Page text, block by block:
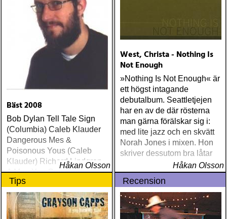
Bäst 2008
Bob Dylan Tell Tale Sign
(Columbia) Caleb Klauder
Dangerous Mes &
Poisonous Yous (Caleb
Klauder) Richard Lindgren
A Man You Can Hate
(Rootsy
Håkan Olsson
West, Christa - Nothing Is
Not Enough
»Nothing Is Not Enough« är
ett högst intagande
debutalbum. Seattletjejen
har en av de där rösterna
man gärna förälskar sig i:
med lite jazz och en skvätt
Norah Jones i mixen. Hon
skriver dessutom bra låtar
Håkan Olsson
Tips Recension